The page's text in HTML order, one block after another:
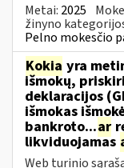
Metai: 2025
žinyno
Pelno mokesčio
Kokia yra
išmokų,
deklaracijos
išmokas
bankroto...ar
likviduojamas
Web turinio